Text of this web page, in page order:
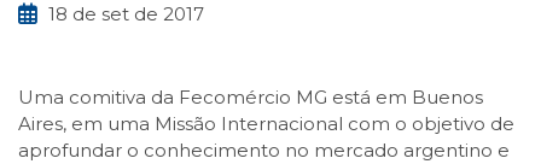
18 de set de 2017
Uma comitiva da Fecomércio MG está em Buenos
Aires, em uma Missão Internacional com o objetivo de
aprofundar o conhecimento no mercado argentino e